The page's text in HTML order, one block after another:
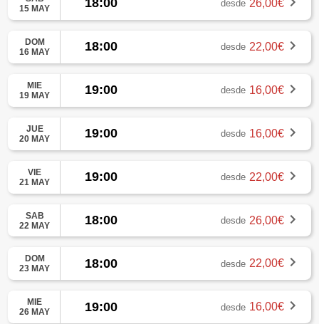
15 MAY
18:00 desde 26,00€
DOM
16 MAY
18:00 desde 22,00€
MIE
19 MAY
19:00 desde 16,00€
JUE
20 MAY
19:00 desde 16,00€
VIE
21 MAY
19:00 desde 22,00€
SAB
22 MAY
18:00 desde 26,00€
DOM
23 MAY
18:00 desde 22,00€
MIE
26 MAY
19:00 desde 16,00€